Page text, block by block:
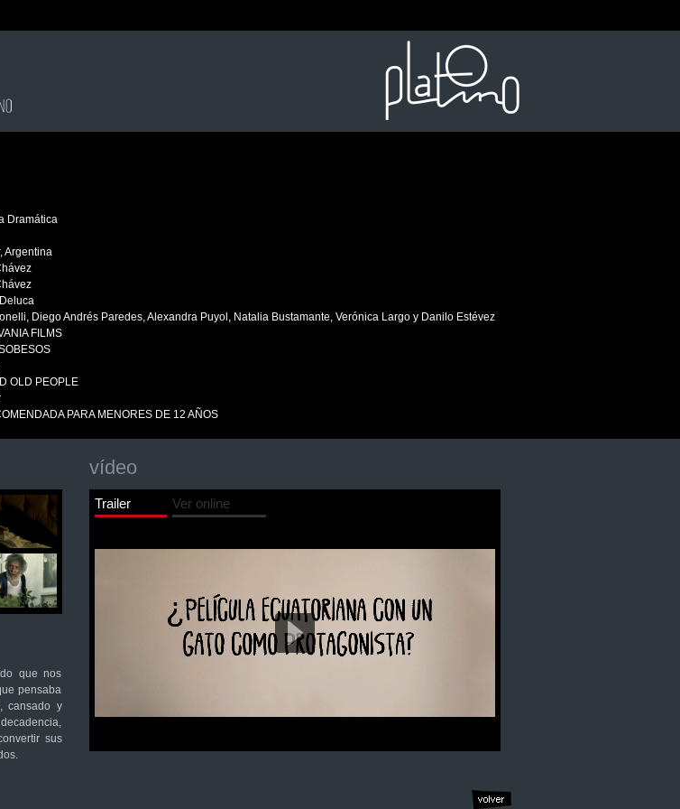
Dramática
Argentina
Diego Andrés Paredes, Alexandra Puyol, Natalia Bustamante, Verónica Largo y Danilo Estévez
FILMS
OLD PEOPLE
PARA MENORES DE 12 AÑOS
que nos
pensaba
cansado y
sus
vídeo
Trailer Ver online